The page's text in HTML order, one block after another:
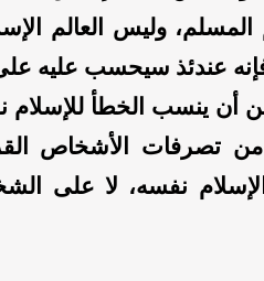
وليس العالم
عندئذ سيحسب عليه
أن ينسب الخطأ للإسلام
تصرفات الأشخاص
نفسه، لا على